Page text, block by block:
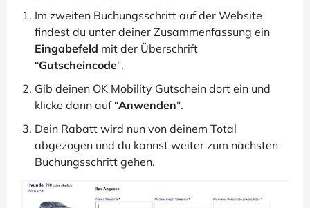
Im zweiten Buchungsschritt auf der Website
findest du unter deiner Zusammenfassung ein
Eingabefeld mit der Überschrift
“Gutscheincode".
Gib deinen OK Mobility Gutschein dort ein und
klicke dann auf “Anwenden".
Dein Rabatt wird nun von deinem Total
abgezogen und du kannst weiter zum nächsten
Buchungsschritt gehen.